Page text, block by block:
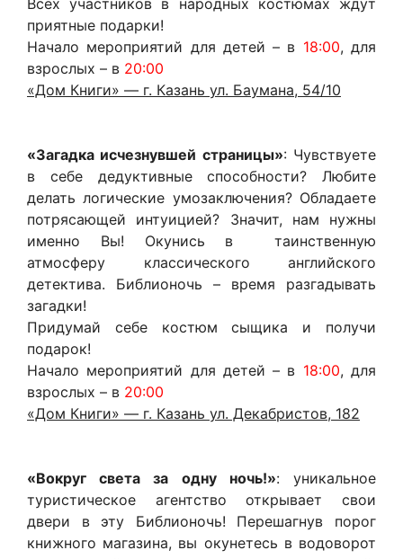
Всех участников в народных костюмах ждут
приятные подарки!
Начало мероприятий для детей – в 18:00, для
взрослых – в 20:00
«Дом Книги» — г. Казань ул. Баумана, 54/10
«Загадка исчезнувшей страницы»: Чувствуете
в себе дедуктивные способности? Любите
делать логические умозаключения? Обладаете
потрясающей интуицией? Значит, нам нужны
именно Вы! Окунись в таинственную
атмосферу классического английского
детектива. Библионочь – время разгадывать
загадки!
Придумай себе костюм сыщика и получи
подарок!
Начало мероприятий для детей – в 18:00, для
взрослых – в 20:00
«Дом Книги» — г. Казань ул. Декабристов, 182
«Вокруг света за одну ночь!»: уникальное
туристическое агентство открывает свои
двери в эту Библионочь! Перешагнув порог
книжного магазина, вы окунетесь в водоворот